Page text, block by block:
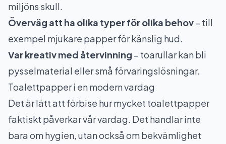
miljöns skull.
Överväg att ha olika typer för olika behov– till
exempel mjukare papper för känslig hud.
Var kreativ med återvinning – toarullar kan bli
pysselmaterial eller små förvaringslösningar.
Toalettpapper i en modern vardag
Det är lätt att förbise hur mycket toalettpapper
faktiskt påverkar vår vardag. Det handlar inte
bara om hygien, utan också om bekvämlighet